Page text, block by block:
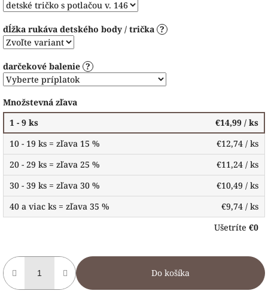
dĺžka rukáva detského body / trička ?
darčekové balenie ?
Množstevná zľava
1 - 9 ks
€14,99 / ks
10 - 19 ks = zľava 15 %
€12,74 / ks
20 - 29 ks = zľava 25 %
€11,24 / ks
30 - 39 ks = zľava 30 %
€10,49 / ks
40 a viac ks = zľava 35 %
€9,74 / ks
Ušetríte €0
Do košíka